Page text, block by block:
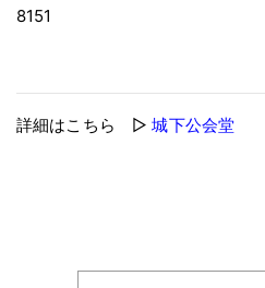
8151
詳細はこちら ▷城下公会堂